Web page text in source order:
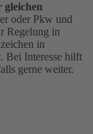
gleichen
oder Pkw und
Regelung in
in
. Bei Interesse hilft
gerne weiter.